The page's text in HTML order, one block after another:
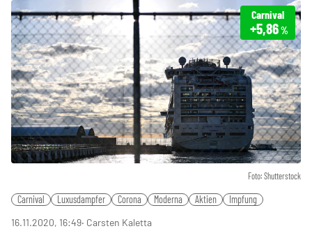
Foto: Shutterstock
Carnival
+5,86%
Carnival Luxusdampfer Corona Moderna Aktien
Impfung
16.11.2020, 16:49‧ Carsten Kaletta